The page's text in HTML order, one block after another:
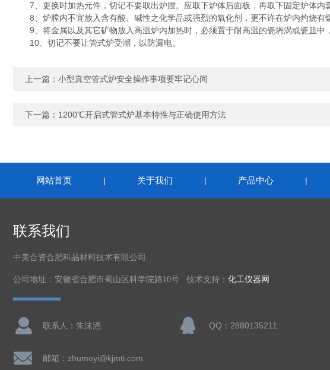
7、更换时加热元件，切记不要取出炉膛。应取下炉体后面板，再取下固定炉体内
8、炉膛内不宜放入含有酸、碱性之化学品或强烈的氧化剂，更不许在炉内灼烧有
9、将金属以及其它矿物放入高温炉内加热时，必须置于耐高温的瓷坍涡或瓷皿中
10、切记不要让管式炉受潮，以防漏电。
上一篇： 小型真空管式炉安全操作事项要牢记心间
下一篇： 1200℃开启式管式炉基本特性与正确使用方法
网站首页 | 关于我们 | 产品中心 |
联系我们
中美合资合肥科晶材料技术有限公司
公司地址：安徽省合肥市蜀山区科学院路10号 技术支持： 化工仪器网
联系人：朱沫浥 QQ：2880135211
邮箱：zhumoyi@kjmti.com